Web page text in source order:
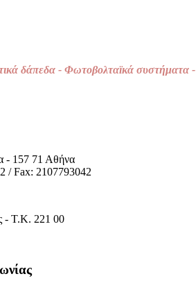
δάπεδα - Φωτοβολταϊκά συστήματα -
- 157 71 Αθήνα
/ Fax: 2107793042
- Τ.Κ. 221 00